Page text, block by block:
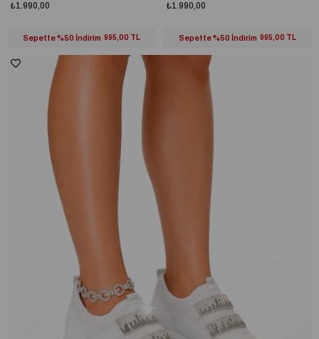
₺1.990,00
Sepette %50 İndirim 995,00 TL
₺1.990,00
Sepette %50 İndirim 995,00 TL